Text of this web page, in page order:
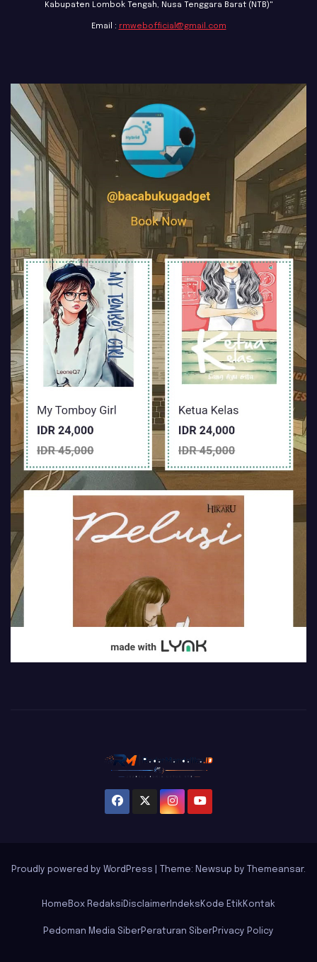
Kabupaten Lombok Tengah, Nusa Tenggara Barat (NTB)"
Email : rmwebofficial@gmail.com
Proudly powered by WordPress Theme: Newsup by Themeansar.
Home Box Redaksi Disclaimer Indeks Kode Etik Kontak
Pedoman Media SiberPeraturan SiberPrivacy Policy